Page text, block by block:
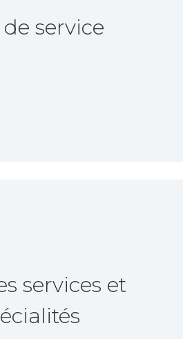
service
services et